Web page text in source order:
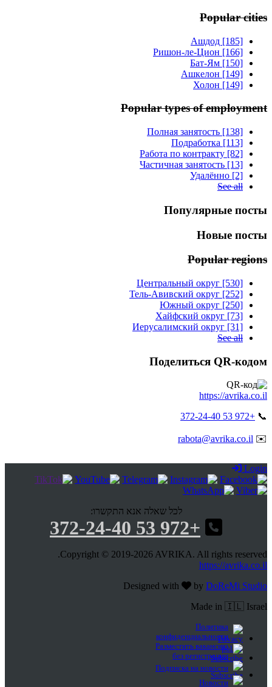
Popular cities
Ашдод [185]
Ришон-ле-Цион [166]
Бат-Ям [150]
Ашкелон [149]
Холон [149]
Popular types of employment
Полная занятость [138]
Подработка [113]
Работа по контракту [82]
Частичная занятость [13]
Удалённо [2]
See all
Популярные посты
Новые посты
Popular regions
Центральный округ [530]
Тель-Авивский округ [252]
Южный округ [250]
Хайфский округ [73]
Иерусалимский округ [31]
See all
Поделиться QR-кодом
https://avrika.co.il
📞
+972 53 372-24-40
✉️
rabota@avrika.co.il
Login
לכל שאלה אנא התקשרו:
+972 53 372-24-40
Copyright © 2019-2026 AVRIKA. All rights reserved.
https://avrika.co.il
Designed with
by DoReMi Studio
Made in 🇮🇱 Israel
Политика
конфиденциальности
Разместить вакансию
без регистрации
Подписка на новости
Новости